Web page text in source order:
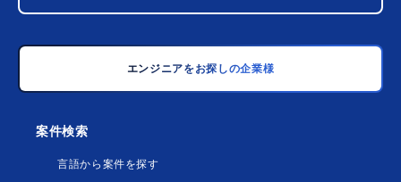
エンジニアをお探しの企業様
案件検索
言語から案件を探す